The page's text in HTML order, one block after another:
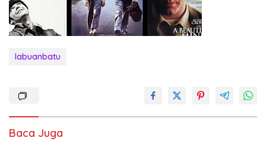
labuanbatu
Baca Juga